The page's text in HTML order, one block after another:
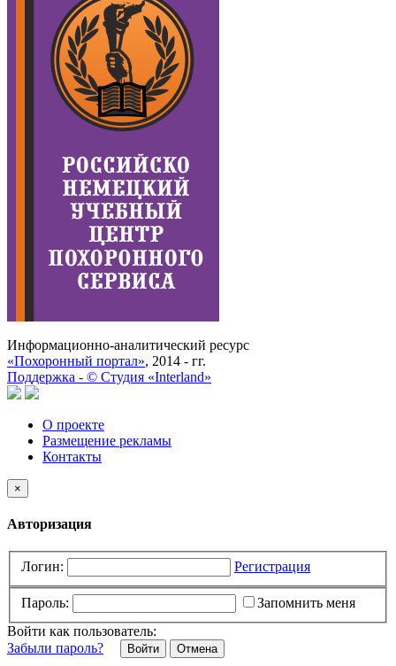
Информационно-аналитический ресурс
«Похоронный портал», 2014 - гг.
Поддержка - © Cтудия «Interland»
О проекте
Размещение рекламы
Контакты
×
Авторизация
Логин: Регистрация
Пароль:
Запомнить меня
Войти как пользователь:
Забыли пароль?
Отмена